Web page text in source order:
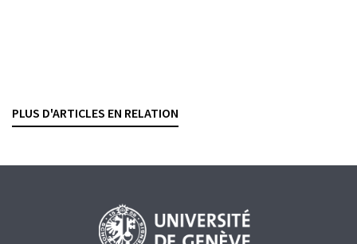
PLUS D'ARTICLES EN RELATION